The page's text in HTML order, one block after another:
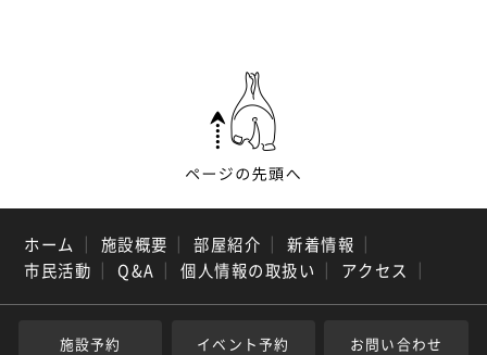
ホーム ｜ 施設概要 ｜ 部屋紹介 ｜ 新着情報 ｜
市民活動 ｜ Q&A ｜ 個人情報の取扱い ｜ アクセス ｜
施設予約 イベント予約 お問い合わせ